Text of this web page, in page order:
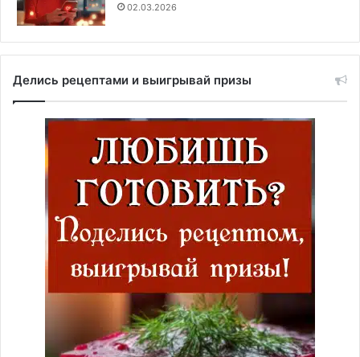
02.03.2026
Делись рецептами и выигрывай призы